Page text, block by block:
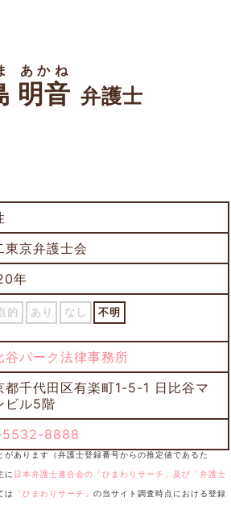
明音
あかね
弁護士
東京弁護士会
年
的 あり なし 不明
谷パーク法律事務所
都千代田区有楽町1-5-1 日比谷マ
ビル5階
8888
あります（弁護士登録番号からの推定値であるた
に 日本弁護士連合会の「ひまわりサーチ」及び「弁護士
は
「ひまわりサーチ」 の当サイト調査時点における登録